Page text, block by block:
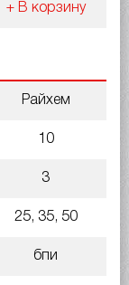
+ В корзину
Райхем
10
3
25, 35, 50
бпи